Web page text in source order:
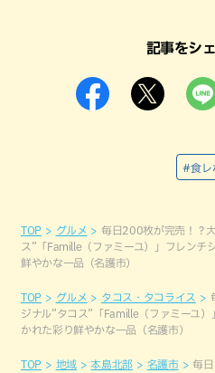
記事をシ
#食レ
TOP グルメ
毎日200枚が完売！？
ス”「Famille（ファミーユ）」フレンチ
鮮やかな一品（名護市）
TOP グルメ タコス・タコライス
ジナル”タコス”「Famille（ファミーユ
かれた彩り鮮やかな一品（名護市）
TOP 地域 本島北部 名護市
毎